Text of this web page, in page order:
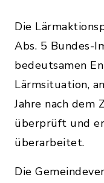
Die
Abs. 5 Bundes-
bedeutsamen
Lärmsituation,
Jahre nach
überprüft und
überarbeitet.
Die